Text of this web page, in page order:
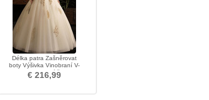
Délka patra Zašněrovat
boty Výšivka Vinobraní V-
krk Svatební šaty
€ 216,99